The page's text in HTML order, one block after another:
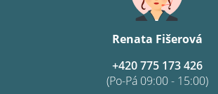
Renata Fišerová
+420 775 173 426
(Po-Pá 09:00 - 15:00)